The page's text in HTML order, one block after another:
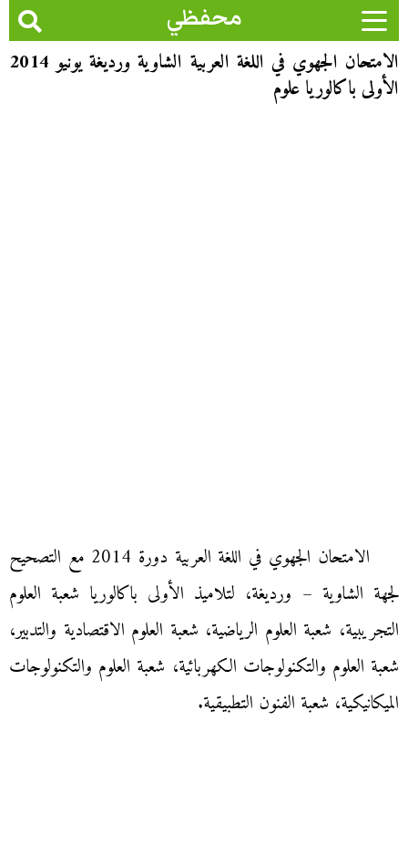
محفظي
الامتحان الجهوي في اللغة العربية الشاوية ورديغة يونيو 2014
الأولى باكالوريا علوم
الامتحان الجهوي في اللغة العربية دورة 2014 مع التصحيح
لجهة الشاوية – ورديغة، لتلاميذ الأولى باكالوريا شعبة العلوم
التجريبية، شعبة العلوم الرياضية، شعبة العلوم الاقتصادية والتدبير،
شعبة العلوم والتكنولوجات الكهربائية، شعبة العلوم والتكنولوجات
الميكانيكية، شعبة الفنون التطبيقية.